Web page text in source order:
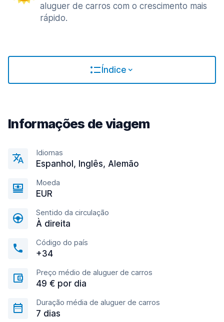
aluguer de carros com o crescimento mais
rápido.
Índice
Informações de viagem
Idiomas
Espanhol, Inglês, Alemão
Moeda
EUR
Sentido da circulação
À direita
Código do país
+34
Preço médio de aluguer de carros
49 € por dia
Duração média de aluguer de carros
7 dias